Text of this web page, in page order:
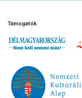
Támogatók